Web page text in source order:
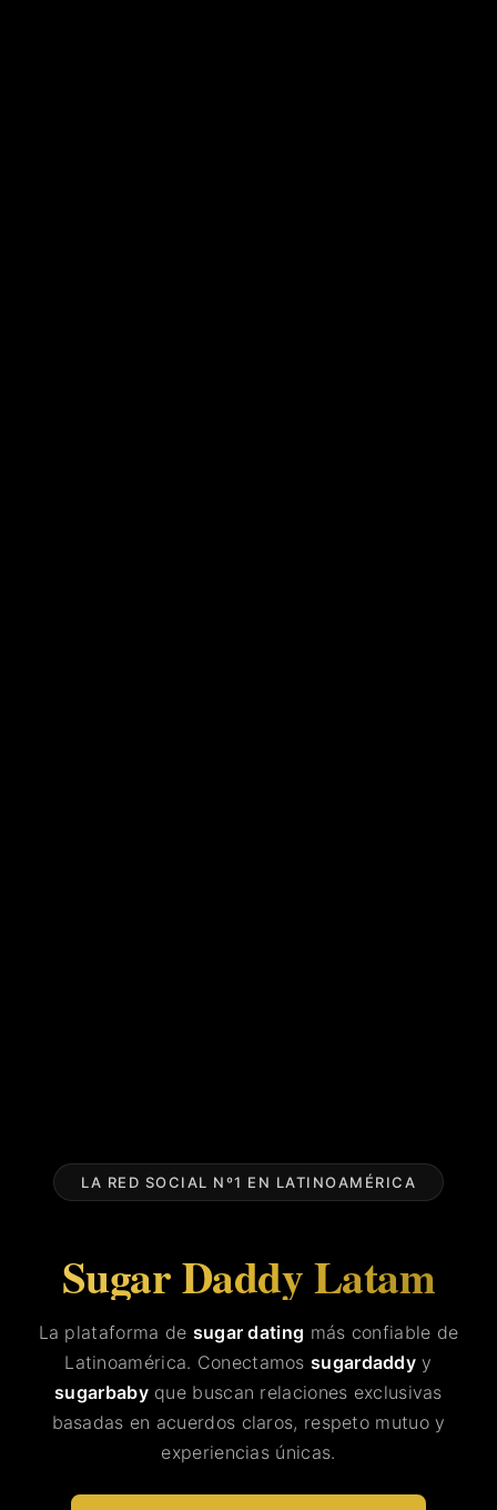
LA RED SOCIAL Nº1 EN LATINOAMÉRICA
Sugar Daddy Latam
La plataforma de sugar dating más confiable de
Latinoamérica. Conectamossugardaddy y
sugarbabyque buscan relaciones exclusivas
basadas en acuerdos claros, respeto mutuo y
experiencias únicas.